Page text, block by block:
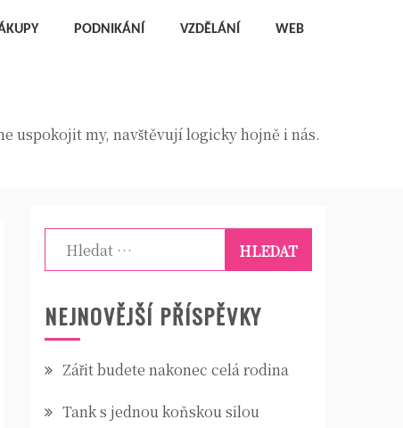
PODNIKÁNÍ VZDĚLÁNÍ WEB
uspokojit my, navštěvují logicky hojně i nás.
Vyhledávání
NEJNOVĚJŠÍ PŘÍSPĚVKY
Zářit budete nakonec celá rodina
Tank s jednou koňskou silou